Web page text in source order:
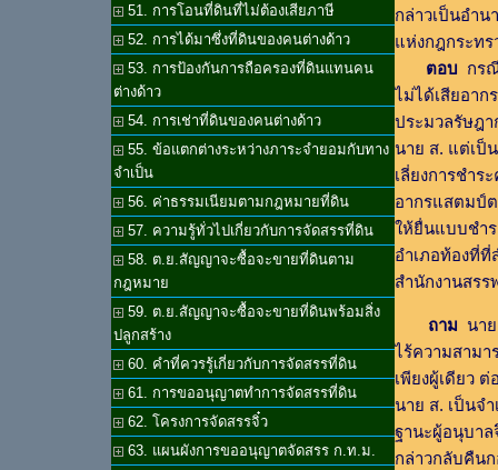
51. การโอนที่ดินที่ไม่ต้องเสียภาษี
52. การได้มาซึ่งที่ดินของคนต่างด้าว
53. การป้องกันการถือครองที่ดินแทนคน
ต่างด้าว
54. การเช่าที่ดินของคนต่างด้าว
55. ข้อแตกต่างระหว่างภาระจำยอมกับทาง
จำเป็น
56. ค่าธรรมเนียมตามกฎหมายที่ดิน
57. ความรู้ทั่วไปเกี่ยวกับการจัดสรรที่ดิน
58. ต.ย.สัญญาจะซื้อจะขายที่ดินตาม
กฎหมาย
59. ต.ย.สัญญาจะซื้อจะขายที่ดินพร้อมสิ่ง
ปลูกสร้าง
60. คำที่ควรรู้เกี่ยวกับการจัดสรรที่ดิน
61. การขออนุญาตทำการจัดสรรที่ดิน
62. โครงการจัดสรรจิ๋ว
63. แผนผังการขออนุญาตจัดสรร ก.ท.ม.
กล่าวเป็นอำ
แห่งกฎกระท
ตอบ กร
ไม่ได้เสียอาก
ประมวลรัษฎา
นาย ส. แต่เป็
เลี่ยงการชำ
อากรแสตมป์
ให้ยื่นแบบชำร
อำเภอท้องที่
สำนักงานสรร
ถาม นา
ไร้ความสามา
เพียงผู้เดียว
นาย ส. เป็นจ
ฐานะผู้อนุบาล
กล่าวกลับคืน